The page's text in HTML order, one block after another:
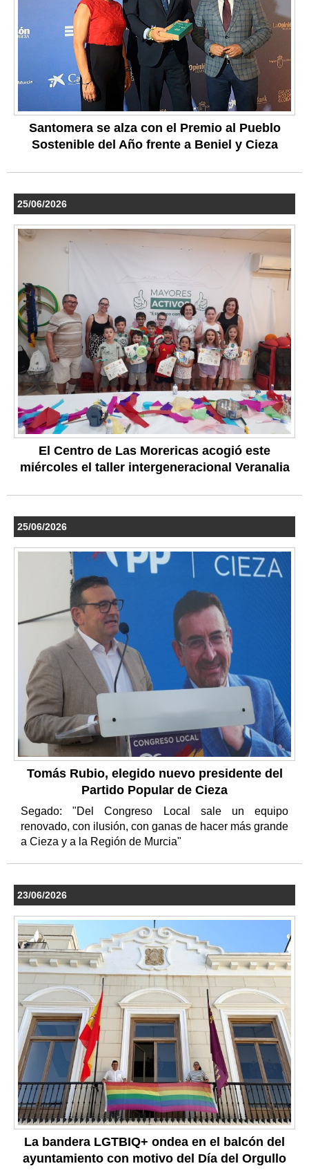
Santomera se alza con el Premio al Pueblo
Sostenible del Año frente a Beniel y Cieza
25/06/2026
El Centro de Las Morericas acogió este
miércoles el taller intergeneracional Veranalia
25/06/2026
Tomás Rubio, elegido nuevo presidente del
Partido Popular de Cieza
Segado: "Del Congreso Local sale un equipo
renovado, con ilusión, con ganas de hacer más grande
a Cieza y a la Región de Murcia"
23/06/2026
La bandera LGTBIQ+ ondea en el balcón del
ayuntamiento con motivo del Día del Orgullo